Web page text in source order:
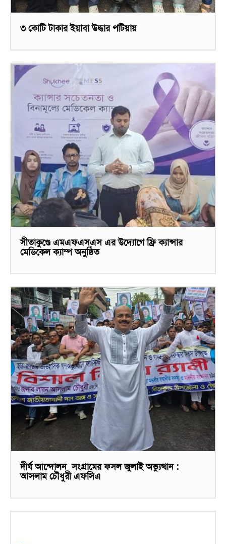
৩ কোটি টাকার ইয়াবা উদ্ধার পটিয়ায়
সীতাকুণ্ডে এমএফএসএস এর উদ্যোগে ফ্রি ক্যান্সার
মেডিকেল ক্যাম্প অনুষ্ঠিত
দীর্ঘ আন্দোলন সংগ্রামের ফসল জুলাই অভ্যুত্থান :
আসলাম চৌধুরী এফসিএ